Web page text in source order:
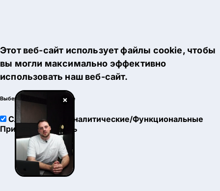
×
Этот веб-сайт использует файлы cookie, чтобы
вы могли максимально эффективно
использовать наш веб-сайт.
Выберите настройки cookie
Служебные
Аналитические/Функциональные
Принять
Настроить